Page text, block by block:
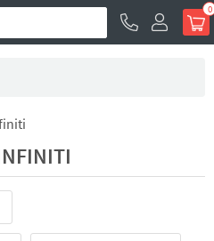
0